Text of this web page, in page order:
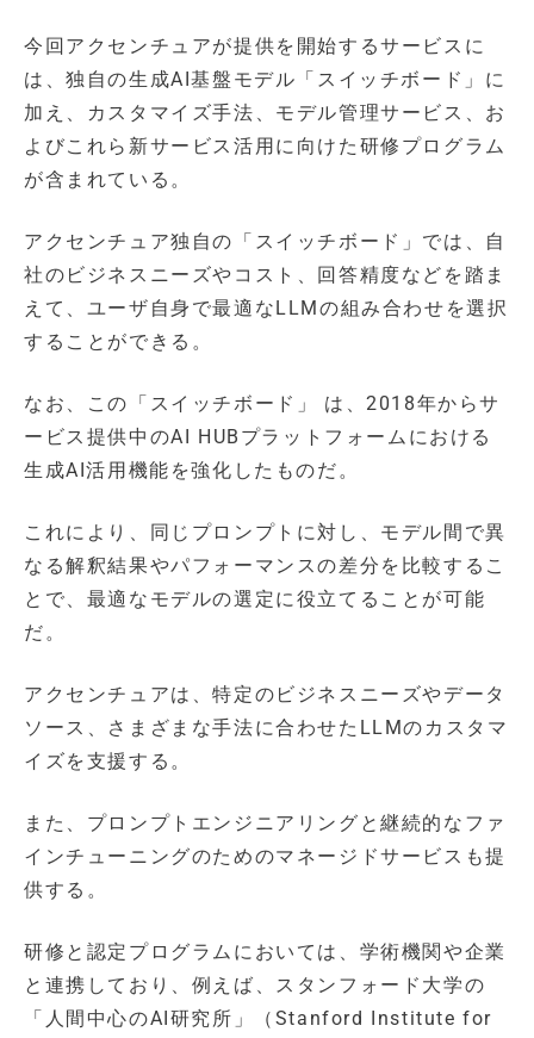
今回アクセンチュアが提供を開始するサービスに
は、独自の生成AI基盤モデル「スイッチボード」に
加え、カスタマイズ手法、モデル管理サービス、お
よびこれら新サービス活用に向けた研修プログラム
が含まれている。
アクセンチュア独自の「スイッチボード」では、自
社のビジネスニーズやコスト、回答精度などを踏ま
えて、ユーザ自身で最適なLLMの組み合わせを選択
することができる。
なお、この「スイッチボード」 は、2018年からサ
ービス提供中のAI HUBプラットフォームにおける
生成AI活用機能を強化したものだ。
これにより、同じプロンプトに対し、モデル間で異
なる解釈結果やパフォーマンスの差分を比較するこ
とで、最適なモデルの選定に役立てることが可能
だ。
アクセンチュアは、特定のビジネスニーズやデータ
ソース、さまざまな手法に合わせたLLMのカスタマ
イズを支援する。
また、プロンプトエンジニアリングと継続的なファ
インチューニングのためのマネージドサービスも提
供する。
研修と認定プログラムにおいては、学術機関や企業
と連携しており、例えば、スタンフォード大学の
「人間中心のAI研究所」（Stanford Institute for